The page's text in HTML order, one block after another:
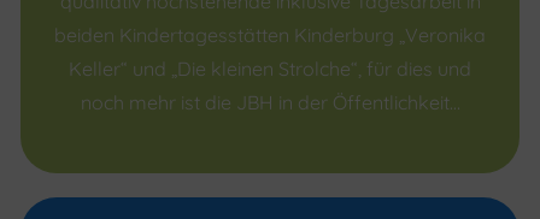
beiden Kindertagesstätten Kinderburg „Veronika
Keller“ und „Die kleinen Strolche“, für dies und
noch mehr ist die JBH in der Öffentlichkeit…